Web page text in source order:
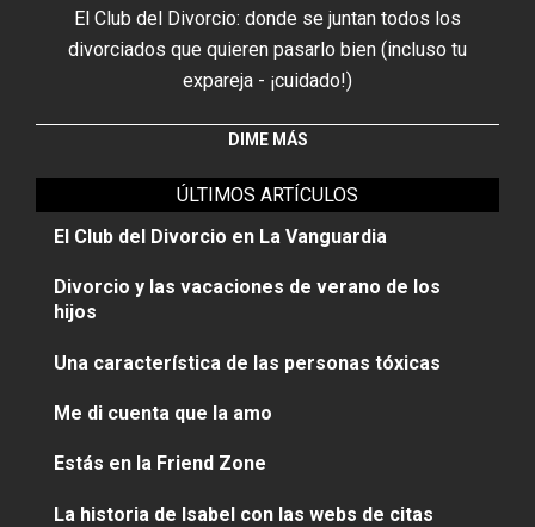
El Club del Divorcio: donde se juntan todos los
divorciados que quieren pasarlo bien (incluso tu
expareja - ¡cuidado!)
DIME MÁS
ÚLTIMOS ARTÍCULOS
El Club del Divorcio en La Vanguardia
Divorcio y las vacaciones de verano de los
hijos
Una característica de las personas tóxicas
Me di cuenta que la amo
Estás en la Friend Zone
La historia de Isabel con las webs de citas